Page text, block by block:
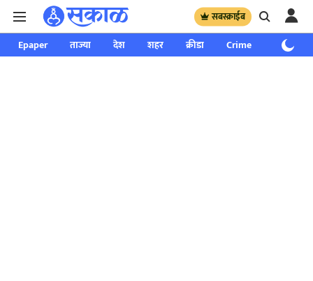
सबस्क्राईब
Epaper ताज्या देश शहर क्रीडा Crime साप्ताहिक